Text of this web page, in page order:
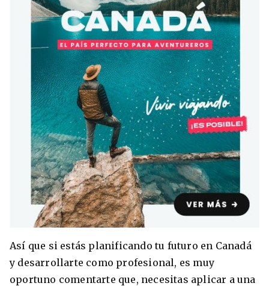
Australia permitirá la entrada de
estudiantes y trabajadores cualificados
vacunados contra el Covid-19
Agustina Fontirroig 23/11/2021
8 ciudades para tomar cursos de inglés
intensivo
Barbie Castoldi 09/11/2021
Estados Unidos
Ecuador
México
VER TODOS LOS PAÍSES
Estudia un Bachelor de IT en Cork
Estudia Business en Auckland
Así que si estás planificando tu futuro en Canadá
y desarrollarte como profesional, es muy
oportuno comentarte que, necesitas aplicar a una